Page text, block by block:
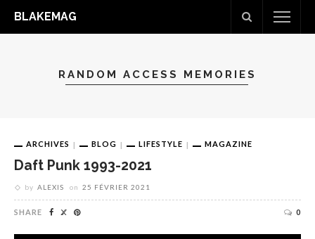
BLAKEMAG
RANDOM ACCESS MEMORIES
ARCHIVES BLOG LIFESTYLE MAGAZINE
Daft Punk 1993-2021
by ALEXIS on 25 FÉVRIER 2021
SHARE 0